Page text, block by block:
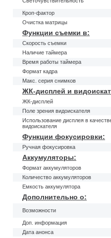
Кроп-фактор
Очистка матрицы
Функции съемки в:
Скорость съемки
Наличие таймера
Время работы таймера
Формат кадра
Макс. серия снимков
ЖК-дисплей и
ЖК-дисплей
Поле зрения видоискателя
Использование дисплея в
видоискателя
Функции фокусировки:
Ручная фокусировка
Аккумуляторы:
Формат аккумуляторов
Количество аккумуляторов
Емкость аккумулятора
Дополнительно о:
Возможности
Доп. информация
Дата анонса